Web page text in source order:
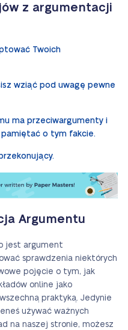
z argumentacji
Twoich
wziąć pod uwagę pewne
ma przeciwargumenty i
pamiętać o tym fakcie.
Argumentu
jest argument
sprawdzenia niektórych
pojęcie o tym, jak
online jako
praktyką. Jedynie
używać ważnych
na naszej stronie, możesz